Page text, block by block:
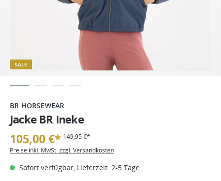
SALE
BR HORSEWEAR
Jacke BR Ineke
105,00 €* 149,95 €*
Preise inkl. MwSt. zzgl. Versandkosten
Sofort verfügbar, Lieferzeit: 2-5 Tage